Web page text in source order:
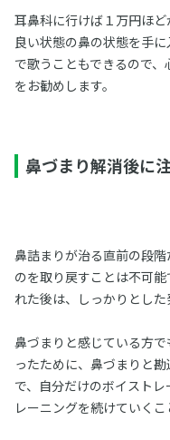
耳鼻科に行けば１万円ほ
良い状態の鼻の状態を手
で歌うこともできるので
をお勧めします。
鼻づまり解消後に
鼻詰まりが治る直前の段
のを取り戻すことは不可
れた後は、しっかりとした
鼻づまりと感じている方
ったために、鼻づまりと
で、自分だけのボイスト
レーニングを続けていくこ